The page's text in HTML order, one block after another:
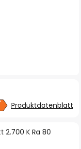
2.700 K Ra 80
Produktdatenblatt